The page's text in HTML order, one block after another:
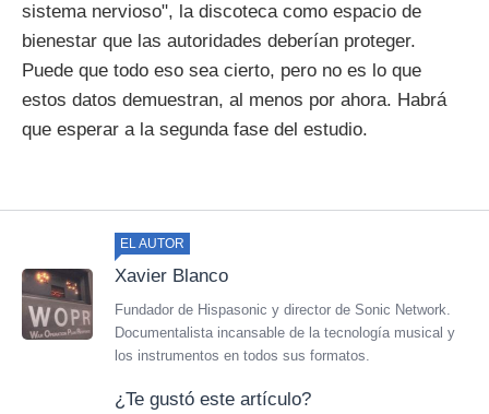
sistema nervioso", la discoteca como espacio de
bienestar que las autoridades deberían proteger.
Puede que todo eso sea cierto, pero no es lo que
estos datos demuestran, al menos por ahora. Habrá
que esperar a la segunda fase del estudio.
EL AUTOR
Xavier Blanco
Fundador de Hispasonic y director de Sonic Network.
Documentalista incansable de la tecnología musical y
los instrumentos en todos sus formatos.
¿Te gustó este artículo?